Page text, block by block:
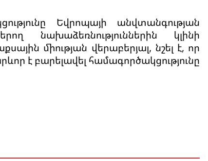
Եվրոպայի անվտանգության
նախաձեռնություններին կլինի
միության վերաբերյալ, նշել է, որ
է բարելավել համագործակցությունը